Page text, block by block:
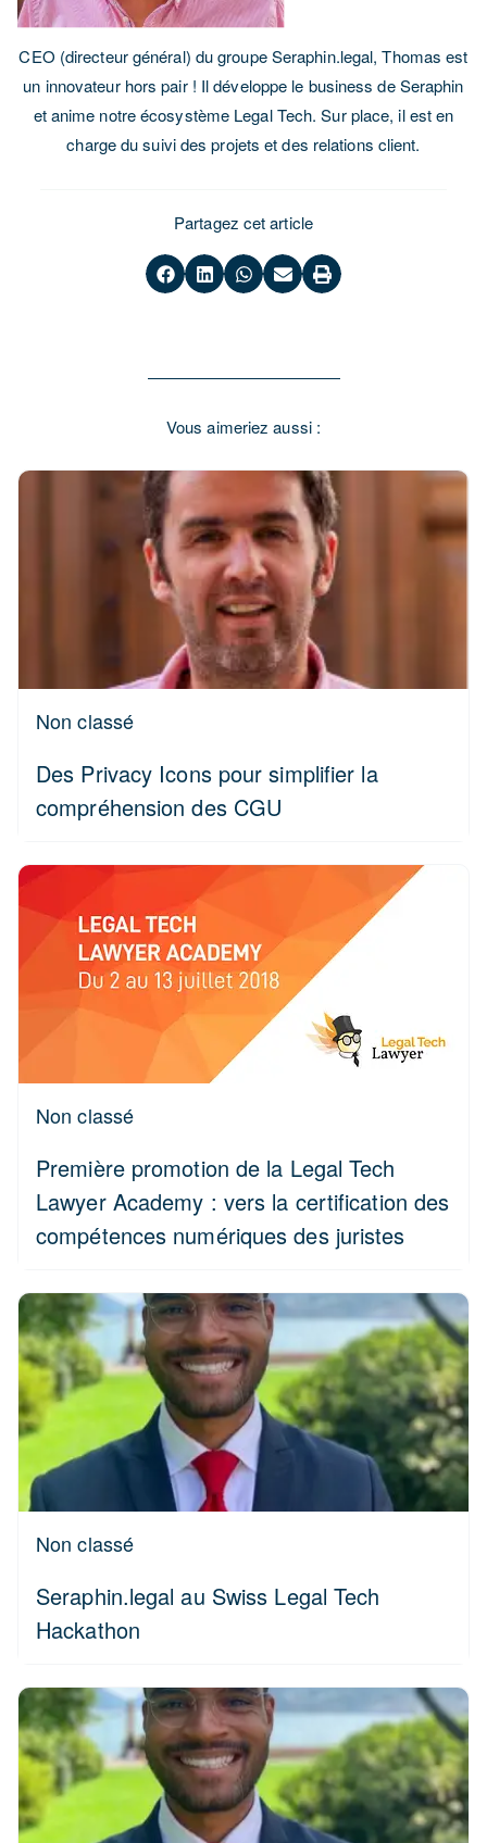
CEO (directeur général) du groupe Seraphin.legal, Thomas est
un innovateur hors pair ! Il développe le business de Seraphin
et anime notre écosystème Legal Tech. Sur place, il est en
charge du suivi des projets et des relations client.
Partagez cet article
Vous aimeriez aussi :
Non classé
Des Privacy Icons pour simplifier la
compréhension des CGU
Non classé
Première promotion de la Legal Tech
Lawyer Academy : vers la certification des
compétences numériques des juristes
Non classé
Seraphin.legal au Swiss Legal Tech
Hackathon